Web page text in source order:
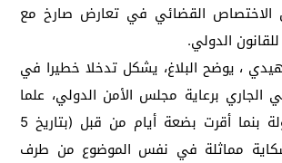
الاختصاص القضائي في تعارض صارخ مع
الدولي.
، يوضح البلاغ، يشكل تدخلا خطيرا في
برعاية مجلس الأمن الدولي، علما
أن محكمة من دولة بنما أقرت بضعة أيام من قبل (بتاريخ 5
مماثلة في نفس الموضوع من طرف